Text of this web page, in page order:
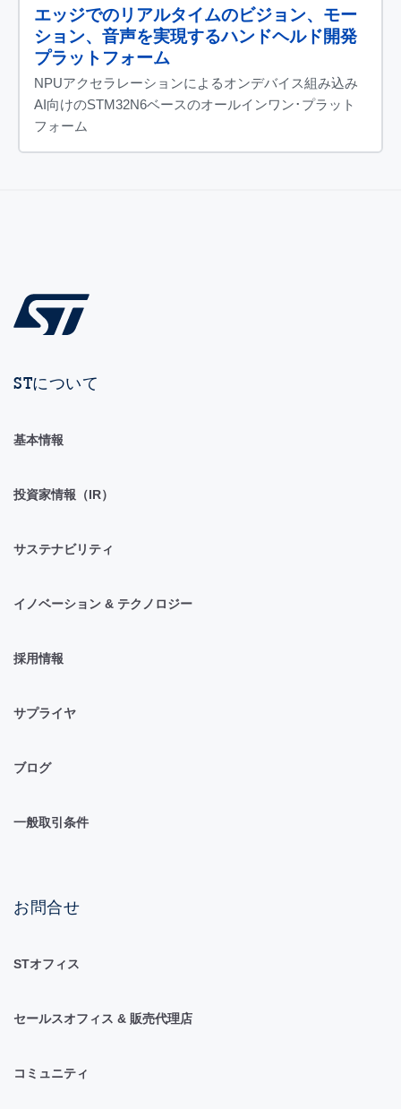
エッジでのリアルタイムのビジョン、モー
ション、音声を実現するハンドヘルド開発
プラットフォーム
NPUアクセラレーションによるオンデバイス組み込み
AI向けのSTM32N6ベースのオールインワン･プラット
フォーム
STについて
基本情報
投資家情報（IR）
サステナビリティ
イノベーション & テクノロジー
採用情報
サプライヤ
ブログ
一般取引条件
お問合せ
STオフィス
セールスオフィス & 販売代理店
コミュニティ